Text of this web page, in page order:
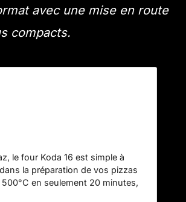
avec une mise en route
compacts.
le four Koda 16 est simple à
la préparation de vos pizzas
en seulement 20 minutes,